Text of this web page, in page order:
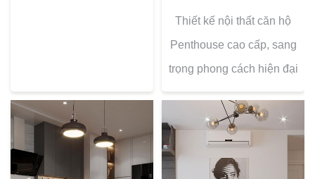
Thiết kế nội thất căn hộ
Penthouse cao cấp, sang
trọng phong cách hiện đại